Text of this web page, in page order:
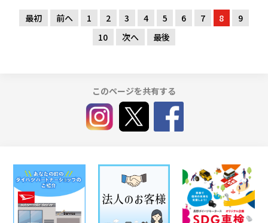
最初 前へ 1 2 3 4 5 6 7 8
9
10
次へ 最後
このページを共有する